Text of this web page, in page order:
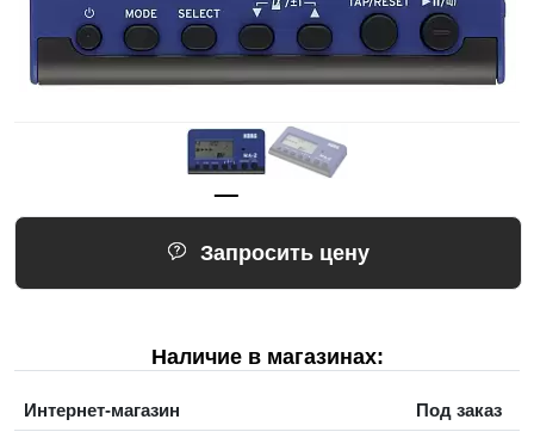
Запросить цену
Наличие в магазинах:
Интернет-магазин
Под заказ